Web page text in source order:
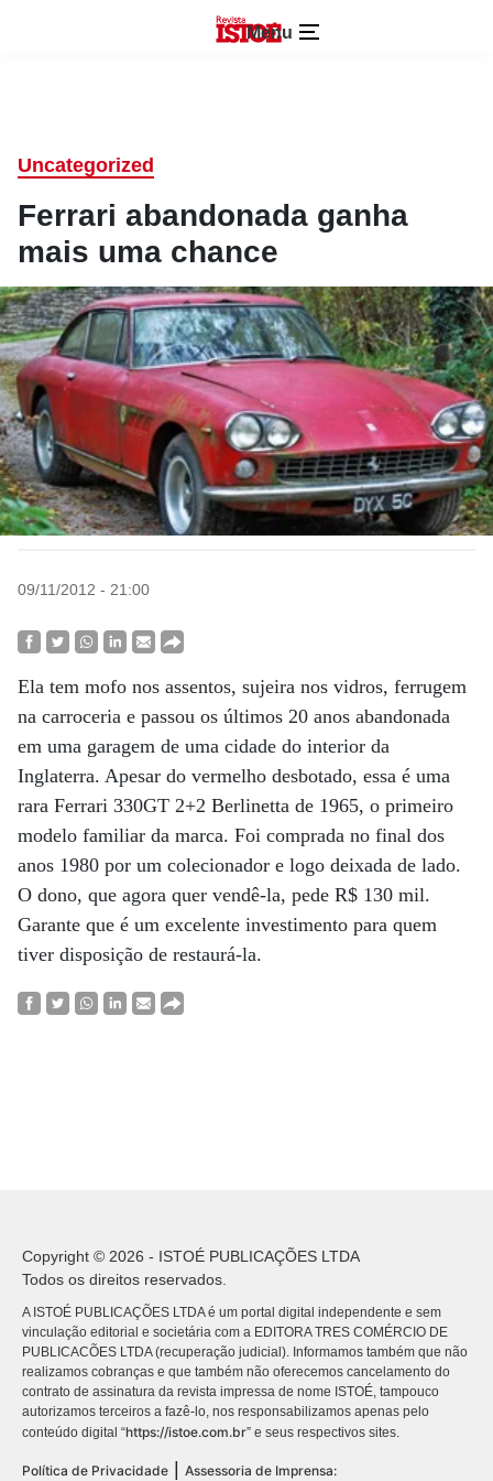
Menu
Uncategorized
Ferrari abandonada ganha
mais uma chance
09/11/2012 - 21:00
Ela tem mofo nos assentos, sujeira nos vidros, ferrugem
na carroceria e passou os últimos 20 anos abandonada
em uma garagem de uma cidade do interior da
Inglaterra. Apesar do vermelho desbotado, essa é uma
rara Ferrari 330GT 2+2 Berlinetta de 1965, o primeiro
modelo familiar da marca. Foi comprada no final dos
anos 1980 por um colecionador e logo deixada de lado.
O dono, que agora quer vendê-la, pede R$ 130 mil.
Garante que é um excelente investimento para quem
tiver disposição de restaurá-la.
Copyright © 2026 - ISTOÉ PUBLICAÇÕES LTDA
Todos os direitos reservados.
A ISTOÉ PUBLICAÇÕES LTDA é um portal digital independente e sem
vinculação editorial e societária com a EDITORA TRES COMÉRCIO DE
PUBLICACÕES LTDA (recuperação judicial). Informamos também que não
realizamos cobranças e que também não oferecemos cancelamento do
contrato de assinatura da revista impressa de nome ISTOÉ, tampouco
autorizamos terceiros a fazê-lo, nos responsabilizamos apenas pelo
conteúdo digital “https://istoe.com.br” e seus respectivos sites.
Política de Privacidade Assessoria de Imprensa: